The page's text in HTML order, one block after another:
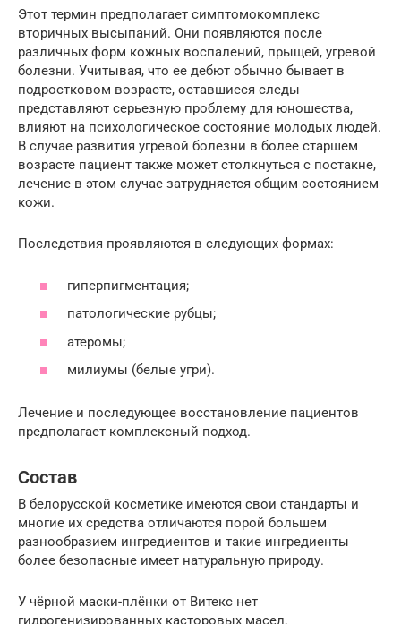
Этот термин предполагает симптомокомплекс
вторичных высыпаний. Они появляются после
различных форм кожных воспалений, прыщей, угревой
болезни. Учитывая, что ее дебют обычно бывает в
подростковом возрасте, оставшиеся следы
представляют серьезную проблему для юношества,
влияют на психологическое состояние молодых людей.
В случае развития угревой болезни в более старшем
возрасте пациент также может столкнуться с постакне,
лечение в этом случае затрудняется общим состоянием
кожи.
Последствия проявляются в следующих формах:
гиперпигментация;
патологические рубцы;
атеромы;
милиумы (белые угри).
Лечение и последующее восстановление пациентов
предполагает комплексный подход.
Состав
В белорусской косметике имеются свои стандарты и
многие их средства отличаются порой большем
разнообразием ингредиентов и такие ингредиенты
более безопасные имеет натуральную природу.
У чёрной маски-плёнки от Витекс нет
гидрогенизированных касторовых масел,